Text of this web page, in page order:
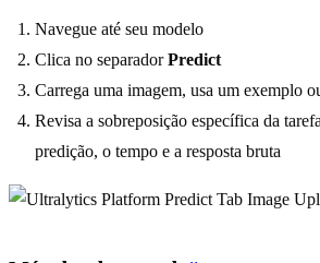
Navegue até seu modelo
Clica no separadorPredict
Carrega uma imagem, usa um exemplo
Revisa a sobreposição específica da
predição, o tempo e a resposta bruta